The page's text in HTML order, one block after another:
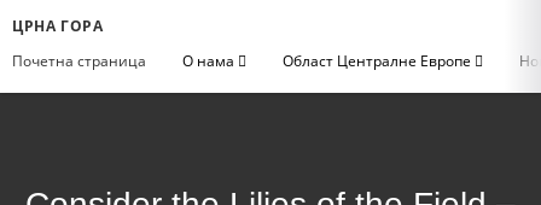
ЦРНА ГОРА
Почетна страница
О нама Област Централне Европе